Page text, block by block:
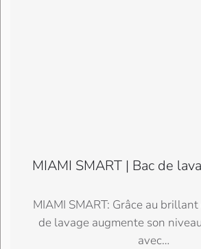
MIAMI SMART | Bac de
MIAMI SMART: Grâce au
de lavage augmente son
avec…